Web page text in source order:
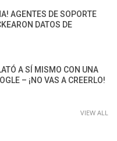
AGENTES DE SOPORTE
DATOS DE
A SÍ MISMO CON UNA
– ¡NO VAS A CREERLO!
VIEW ALL